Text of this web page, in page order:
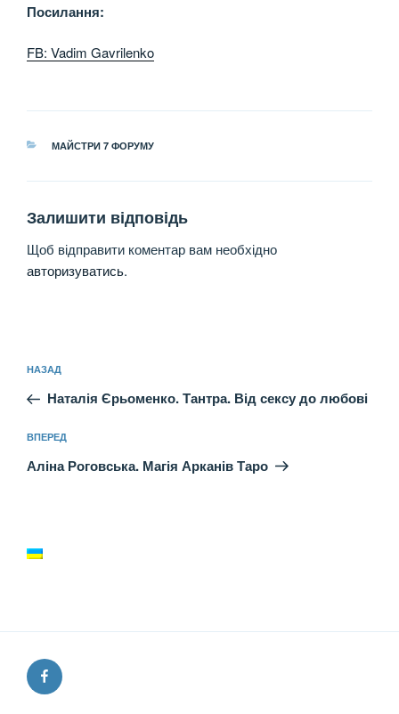
Посилання:
FB: Vadim Gavrilenko
КАТЕГОРІЇ
МАЙСТРИ 7 ФОРУМУ
Залишити відповідь
Щоб відправити коментар вам необхідно
авторизуватись.
записів
Попередній
запис:
НАЗАД
Наталія Єрьоменко. Тантра. Від сексу до любові
Наступний
запис
ВПЕРЕД
Аліна Роговська. Магія Арканів Таро
Facebook